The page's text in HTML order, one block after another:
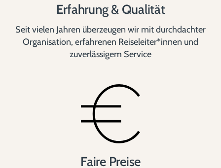
Erfahrung & Qualität
Seit vielen Jahren überzeugen wir mit durchdachter
Organisation, erfahrenen Reiseleiter*innen und
zuverlässigem Service
Faire Preise